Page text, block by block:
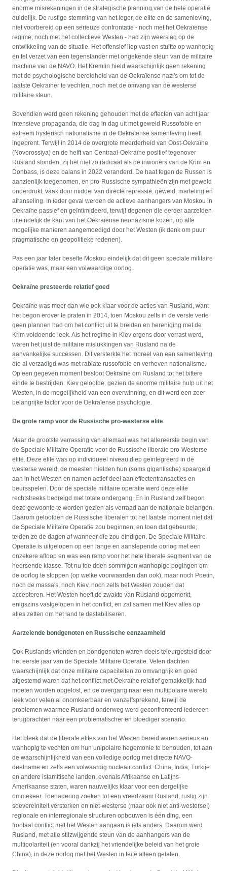
enorme misrekeningen in de strategische planning van de hele operatie
duidelijk. De rustige stemming van het leger, de elite en de samenleving,
niet voorbereid op een serieuze confrontatie - noch met het Oekraïense
regime, noch met het collectieve Westen - had zijn weerslag op de
ontwikkeling van de situatie. Het offensief liep vast en stuitte op wanhopig
en fel verzet van een tegenstander met ongekende steun van de militaire
machine van de NAVO. Het Kremlin hield waarschijnlijk geen rekening
met de psychologische bereidheid van de Oekraïense nazi's om tot de
laatste Oekraïner te vechten, noch met de omvang van de westerse
militaire steun.
Bovendien werd geen rekening gehouden met de effecten van acht jaar
intensieve propaganda, die dag in dag uit met geweld Russofobie en
extreem hysterisch nationalisme in de Oekraïense samenleving heeft
ingeprent. Terwijl in 2014 de overgrote meerderheid van Oost-Oekraïne
(Novorossiya) en de helft van Centraal-Oekraïne positief tegenover
Rusland stonden, zij het niet zo radicaal als de inwoners van de Krim en
Donbass, is deze balans in 2022 veranderd. De haat tegen de Russen is
aanzienlijk toegenomen, en pro-Russische sympathieën zijn met geweld
onderdrukt, vaak door middel van directe repressie, geweld, marteling en
afranseling. In ieder geval werden de actieve aanhangers van Moskou in
Oekraïne passief en geïntimideerd, terwijl degenen die eerder aarzelden
uiteindelijk de kant van het Oekraïense neonazisme kozen, op alle
mogelijke manieren aangemoedigd door het Westen (ik denk om puur
pragmatische en geopolitieke redenen).
Pas een jaar later besefte Moskou eindelijk dat dit geen speciale militaire
operatie was, maar een volwaardige oorlog.
Oekraïne presteerde relatief goed
Oekraïne was meer dan wie ook klaar voor de acties van Rusland, want
het begon erover te praten in 2014, toen Moskou zelfs in de verste verte
geen plannen had om het conflict uit te breiden en hereniging met de
Krim voldoende leek. Als het regime in Kiev ergens door verrast werd,
waren het juist de militaire mislukkingen van Rusland na de
aanvankelijke successen. Dit versterkte het moreel van een samenleving
die al verzadigd was met rabiate russofobie en verheven nationalisme.
Op een gegeven moment besloot Oekraïne om Rusland tot het bittere
einde te bestrijden. Kiev geloofde, gezien de enorme militaire hulp uit het
Westen, in de mogelijkheid van een overwinning, en dit werd een zeer
belangrijke factor voor de Oekraïense psychologie.
De grote ramp voor de Russische pro-westerse elite
Maar de grootste verrassing van allemaal was het allereerste begin van
de Speciale Militaire Operatie voor de Russische liberale pro-Westerse
elite. Deze elite was op individueel niveau diep geïntegreerd in de
westerse wereld, de meesten hielden hun (soms gigantische) spaargeld
aan in het Westen en namen actief deel aan effectentransacties en
beursspelen. Door de speciale militaire operatie werd deze elite
rechtstreeks bedreigd met totale ondergang. En in Rusland zelf begon
deze gewoonte te worden gezien als verraad aan de nationale belangen.
Daarom geloofden de Russische liberalen tot het laatste moment niet dat
de Speciale Militaire Operatie zou beginnen, en toen dat gebeurde,
telden ze de dagen af wanneer die zou eindigen. De Speciale Militaire
Operatie is uitgelopen op een lange en aanslepende oorlog met een
onzekere afloop en was een ramp voor het hele liberale segment van de
heersende klasse. Tot nu toe doen sommigen wanhopige pogingen om
de oorlog te stoppen (op welke voorwaarden dan ook), maar noch Poetin,
noch de massa's, noch Kiev, noch zelfs het Westen zouden dat
accepteren. Het Westen heeft de zwakte van Rusland opgemerkt,
enigszins vastgelopen in het conflict, en zal samen met Kiev alles op
alles zetten om het land te destabiliseren.
Aarzelende bondgenoten en Russische eenzaamheid
Ook Ruslands vrienden en bondgenoten waren deels teleurgesteld door
het eerste jaar van de Speciale Militaire Operatie. Velen dachten
waarschijnlijk dat onze militaire capaciteiten zo omvangrijk en goed
afgestemd waren dat het conflict met Oekraïne relatief gemakkelijk had
moeten worden opgelost, en de overgang naar een multipolaire wereld
leek voor velen al onomkeerbaar en vanzelfsprekend, terwijl de
problemen waarmee Rusland onderweg werd geconfronteerd iedereen
terugbrachten naar een problematischer en bloediger scenario.
Het bleek dat de liberale elites van het Westen bereid waren serieus en
wanhopig te vechten om hun unipolaire hegemonie te behouden, tot aan
de waarschijnlijkheid van een volledige oorlog met directe NAVO-
deelname en zelfs een volwaardig nucleair conflict. China, India, Turkije
en andere islamitische landen, evenals Afrikaanse en Latijns-
Amerikaanse staten, waren nauwelijks klaar voor een dergelijke
ommekeer. Toenadering zoeken tot een vreedzaam Rusland, rustig zijn
soevereiniteit versterken en niet-westerse (maar ook niet anti-westerse!)
regionale en interregionale structuren opbouwen is één ding, een
frontaal conflict met het Westen aangaan is iets anders. Daarom werd
Rusland, met alle stilzwijgende steun van de aanhangers van de
multipolariteit (en vooral dankzij het vriendelijke beleid van het grote
China), in deze oorlog met het Westen in feite alleen gelaten.